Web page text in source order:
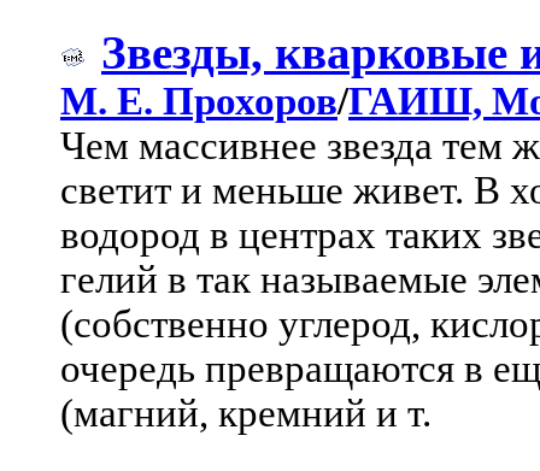
Звезды, кварковые
М. Е. Прохоров/ГАИШ,
Чем массивнее звезда тем
светит и меньше живет. В
водород в центрах таких
гелий в так называемые
(собственно углерод,
очередь превращаются в
(магний, кремний и т.